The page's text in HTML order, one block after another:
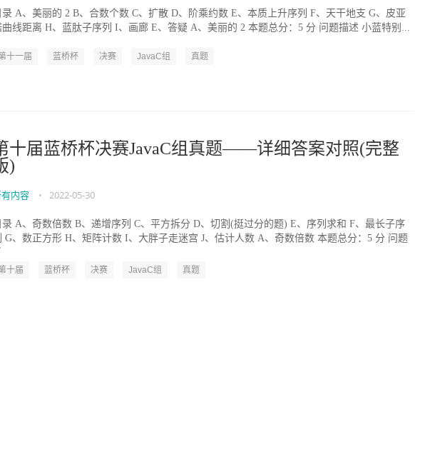
录 A、美丽的 2 B、合数个数 C、扩散 D、阶乘约数 E、本质上升序列 F、天干地支 G、皮亚
曲线距离 H、蓝肽子序列 I、画廊 E、答疑 A、美丽的 2 本题总分：5 分 问题描述 小蓝特别...
十一届 蓝桥杯 决赛 JavaC组 真题
十届蓝桥杯决赛JavaC组真题——详细答案对照(完整
)
内容 • 2022-05-30
录 A、奇数倍数 B、递增序列 C、平方拆分 D、切割(挺过分的题) E、序列求和 F、最长子序
G、数正方形 H、矩阵计数 I、大胖子走迷宫 J、估计人数 A、奇数倍数 本题总分：5 分 问题
十届 蓝桥杯 决赛 JavaC组 真题